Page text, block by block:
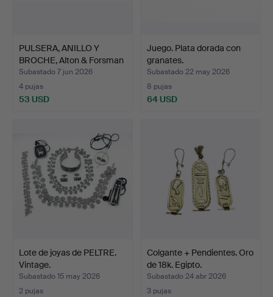
PULSERA, ANILLO Y
BROCHE, Alton & Forsman
…
Subastado 7 jun 2026
4 pujas
53 USD
Juego. Plata dorada con
granates.
Subastado 22 may 2026
8 pujas
64 USD
Lote de joyas de PELTRE.
Vintage.
Subastado 15 may 2026
2 pujas
Colgante + Pendientes. Oro
de 18k. Egipto.
Subastado 24 abr 2026
3 pujas